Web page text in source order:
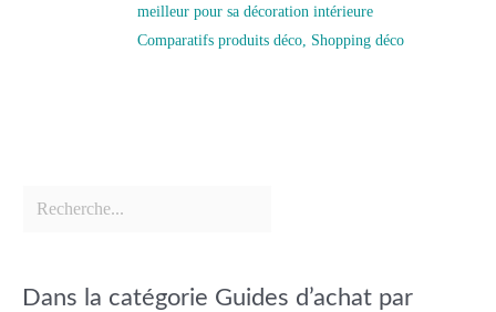
meilleur pour sa décoration intérieure
Comparatifs produits déco, Shopping déco
Dans la catégorie Guides d’achat par